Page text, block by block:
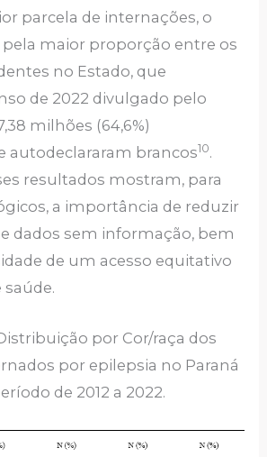
parcela de internações, o
pela maior proporção entre os
no Estado, que
de 2022 divulgado pelo
milhões (64,6%)
autodeclararam brancos10.
resultados mostram, para
a importância de reduzir
dados sem informação, bem
de um acesso equitativo
saúde.
por Cor/raça dos
por epilepsia no Paraná
de 2012 a 2022.